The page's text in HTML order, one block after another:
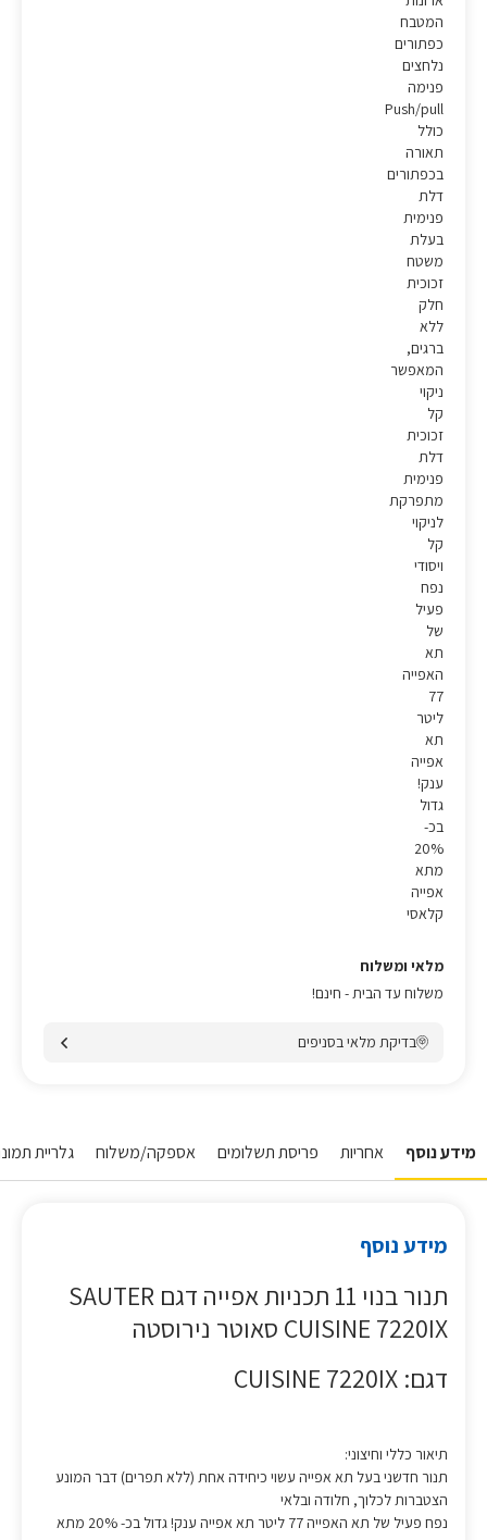
המטבח
כפתורים
נלחצים
פנימה
Push/pull
כולל
תאורה
בכפתורים
דלת
פנימית
בעלת
משטח
זכוכית
חלק
ללא
ברגים,
המאפשר
ניקוי
קל
זכוכית
דלת
פנימית
מתפרקת
לניקוי
קל
ויסודי
נפח
פעיל
של
תא
האפייה
77
ליטר
תא
אפייה
ענק!
גדול
בכ-
20%
מתא
אפייה
קלאסי
מלאי ומשלוח
משלוח עד הבית - חינם!
בדיקת מלאי בסניפים
מידע נוסף אחריות פריסת תשלומים אספקה/משלוח גלריית
מידע נוסף
תנור בנוי 11 תכניות אפייה דגם SAUTER
CUISINE 7220IX סאוטר נירוסטה
דגם: CUISINE 7220IX
תיאור כללי וחיצוני:
תנור חדשני בעל תא אפייה עשוי כיחידה אחת (ללא תפרים) דבר המונע
הצטברות לכלוך, חלודה ובלאי
נפח פעיל של תא האפייה 77 ליטר תא אפייה ענק! גדול בכ- 20% מתא